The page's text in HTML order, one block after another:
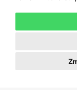
© CaReg soft, s.r.o. 2026,